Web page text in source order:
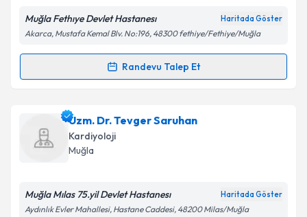
Kişisel verilerimin işlenmesine ilişkin
Metni'ni okudum ve kişisel verilerimin belirtilen
Takvim Talebini Gönder
Muğla Fethıye Devlet Hastanesı Haritada Göster
Akarca, Mustafa Kemal Blv. No:196, 48300 fethiye/Fethiye/Muğla
Randevu Talep Et
Randevu Takvimi Talebi
Uzm. Dr. Ömer Kendirlioğluiçin randevu takvimi
talebi oluşturun. Size bu uzmandan randevu almanız
için bir takvim hazırlandığında e-posta ile
bilgilendireceğiz.
Uzm. Dr. Tevger Saruhan
Kardiyoloji
Muğla
Muğla Mılas 75.yil Devlet Hastanesı Haritada Göster
Aydınlık Evler Mahallesi, Hastane Caddesi, 48200 Milas/Muğla